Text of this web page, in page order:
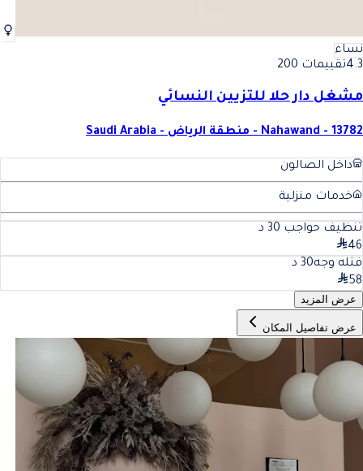
نساء
4.3تقييمات 200
مشغل دار حلا للتزيين النسائي
Nahawand - 13782 - منطقة الرياض - Saudi Arabia
داخل الصالون
خدمات منزلية
تنظيف حواجب 30 د
46
فتله وجه30 د
58
عرض المزيد
عرض تفاصيل المكان